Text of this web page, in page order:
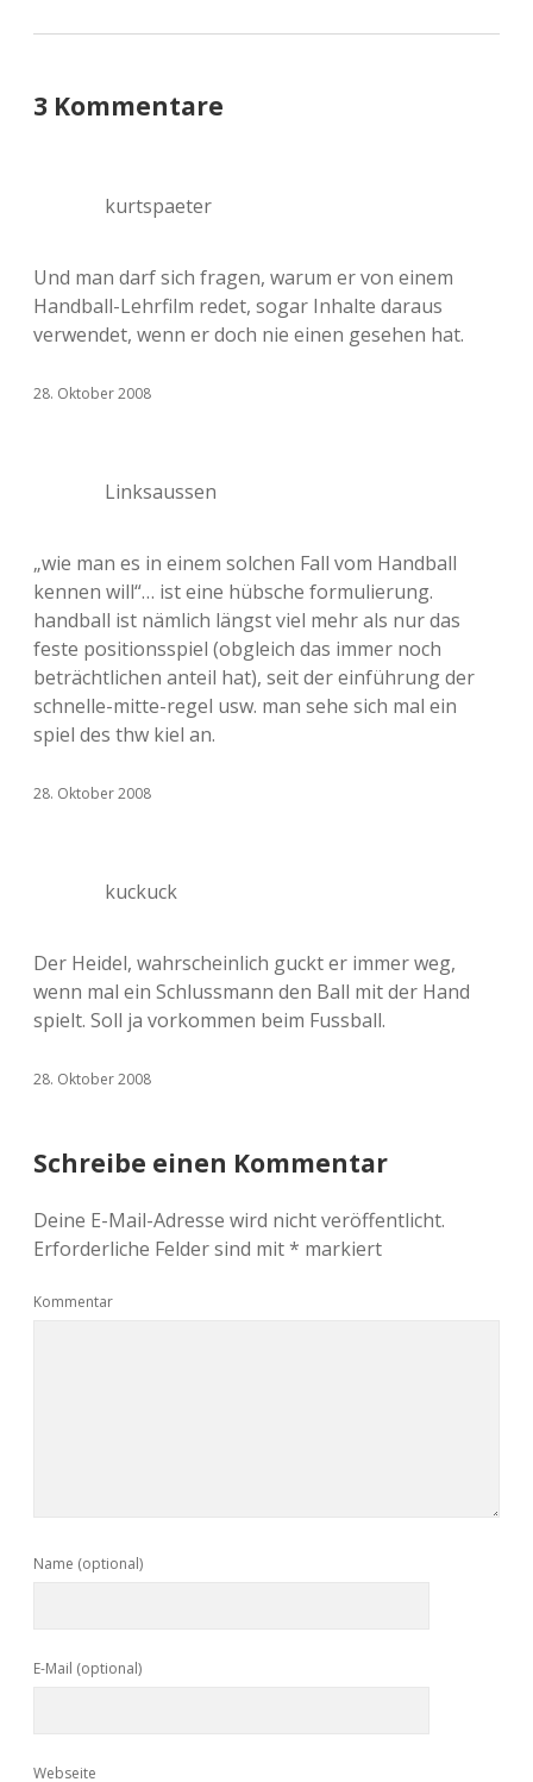
3 Kommentare
kurtspaeter
Und man darf sich fragen, warum er von einem
Handball-Lehrfilm redet, sogar Inhalte daraus
verwendet, wenn er doch nie einen gesehen hat.
28. Oktober 2008
Linksaussen
„wie man es in einem solchen Fall vom Handball
kennen will“… ist eine hübsche formulierung.
handball ist nämlich längst viel mehr als nur das
feste positionsspiel (obgleich das immer noch
beträchtlichen anteil hat), seit der einführung der
schnelle-mitte-regel usw. man sehe sich mal ein
spiel des thw kiel an.
28. Oktober 2008
kuckuck
Der Heidel, wahrscheinlich guckt er immer weg,
wenn mal ein Schlussmann den Ball mit der Hand
spielt. Soll ja vorkommen beim Fussball.
28. Oktober 2008
Schreibe einen Kommentar
Deine E-Mail-Adresse wird nicht veröffentlicht.
Erforderliche Felder sind mit* markiert
Kommentar
Name (optional)
E-Mail (optional)
Webseite